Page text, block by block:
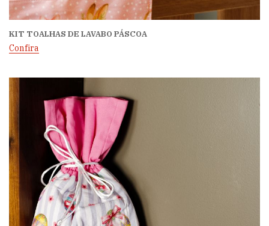
KIT TOALHAS DE LAVABO PÁSCOA
Confira